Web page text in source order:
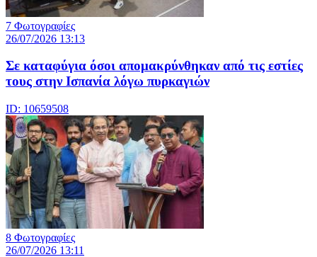
7 Φωτογραφίες
26/07/2026 13:13
Σε καταφύγια όσοι απομακρύνθηκαν από τις εστίες
τους στην Ισπανία λόγω πυρκαγιών
ID: 10659508
8 Φωτογραφίες
26/07/2026 13:11